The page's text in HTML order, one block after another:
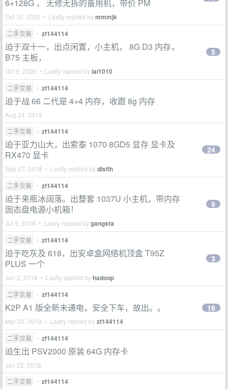
6+128G ， 无修无拆的备用机，带价 PM
Oct 15, 2020 • Lastly replied bymmmjk
二手交易 • zf144114
迫于双十一，出点闲置，小主机， 8G D3 内存，
B75 主板，
Oct 9, 2020 • Lastly replied byiai1010
5
二手交易 • zf144114
迫于战 66 二代是 4+4 内存，收跟 8g 内存
Aug 24, 2019
二手交易
• zf144114
迫于亚力山大，出索泰 1070 8GD5 显存 显卡及
RX470 显卡
Sep 27, 2018 • Lastly replied bydlsflh
24
二手交易 • zf144114
迫于来瓶冰阔落。出整套 1037U 小主机，带内存
固态盘电源小机箱！
Jul 9, 2018 • Lastly replied bygangsta
9
二手交易 • zf144114
迫于吃灰及 618，出安卓盒网络机顶盒 T95Z
PLUS 一个
Jun 2, 2018 • Lastly replied byhadoop
3
二手交易 • zf144114
K2P A1 版全新未通电，安全下车，故出。。
Mar 20, 2018 • Lastly replied byzf144114
18
二手交易 • zf144114
迫生出 PSV2000 原装 64G 内存卡
Jan 22, 2018
二手交易
• zf144114